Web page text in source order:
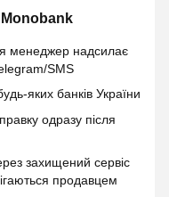
менеджер надсилає
SMS
яких банків України
одразу після
захищений сервіс
продавцем